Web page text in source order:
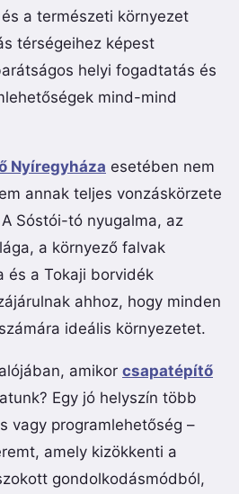
a természeti környezet
térségeihez képest
helyi fogadtatás és
mind-mind
Nyíregyháza esetében nem
annak teljes vonzáskörzete
Sóstói-tó nyugalma, az
a környező falvak
és a Tokaji borvidék
ahhoz, hogy minden
ideális környezetet.
amikor csapatépítő
Egy jó helyszín több
vagy programlehetőség –
amely kizökkenti a
gondolkodásmódból,